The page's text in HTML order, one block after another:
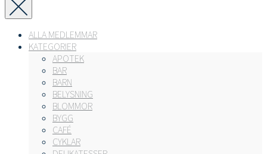
ALLA MEDLEMMAR
KATEGORIER
APOTEK
BAR
BARN
BELYSNING
BLOMMOR
BYGG
CAFÉ
CYKLAR